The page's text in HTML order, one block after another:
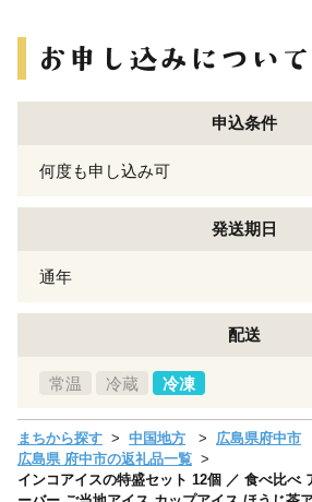
申込条件
何度も申し込み可
発送期日
通年
配送
常温 冷蔵 冷凍
まちから探す 中国地方
広島県府中市
広島県 府中市の返礼品一覧
インコアイスの特盛セット 12個 ／ 食べ比べ